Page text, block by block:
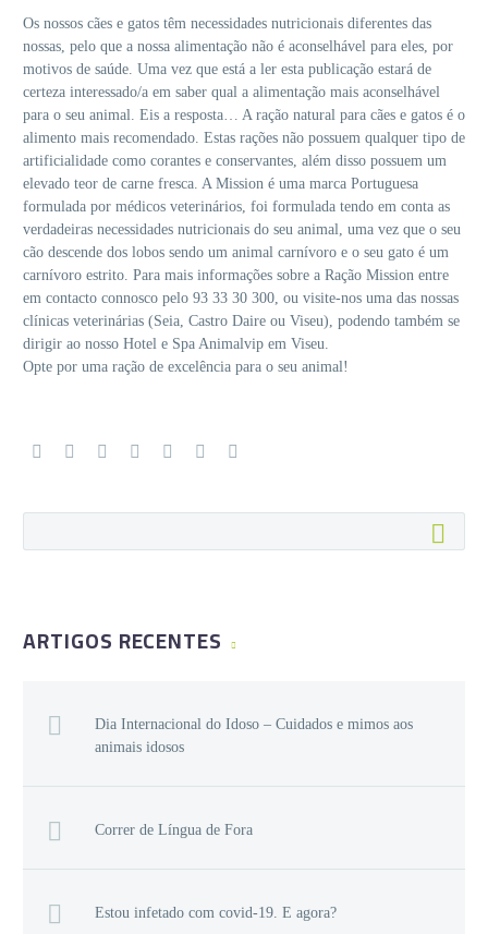
Os nossos cães e gatos têm necessidades nutricionais diferentes das
nossas, pelo que a nossa alimentação não é aconselhável para eles, por
motivos de saúde. Uma vez que está a ler esta publicação estará de
certeza interessado/a em saber qual a alimentação mais aconselhável
para o seu animal. Eis a resposta… A ração natural para cães e gatos é o
alimento mais recomendado. Estas rações não possuem qualquer tipo de
artificialidade como corantes e conservantes, além disso possuem um
elevado teor de carne fresca. A Mission é uma marca Portuguesa
formulada por médicos veterinários, foi formulada tendo em conta as
verdadeiras necessidades nutricionais do seu animal, uma vez que o seu
cão descende dos lobos sendo um animal carnívoro e o seu gato é um
carnívoro estrito. Para mais informações sobre a Ração Mission entre
em contacto connosco pelo 93 33 30 300, ou visite-nos uma das nossas
clínicas veterinárias (Seia, Castro Daire ou Viseu), podendo também se
dirigir ao nosso Hotel e Spa Animalvip em Viseu.
Opte por uma ração de excelência para o seu animal!
ARTIGOS RECENTES
Dia Internacional do Idoso – Cuidados e mimos aos
animais idosos
Correr de Língua de Fora
Estou infetado com covid-19. E agora?